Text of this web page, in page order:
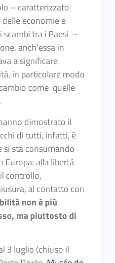
– caratterizzato
economie e
scambi tra i Paesi –
anch’essa in
a significare
in particolare modo
come quelle
dimostrato il
di tutti, infatti, è
si sta consumando
Europa: alla libertà
controllo,
al contatto con
non è più
ma piuttosto di
3 luglio (chiuso il